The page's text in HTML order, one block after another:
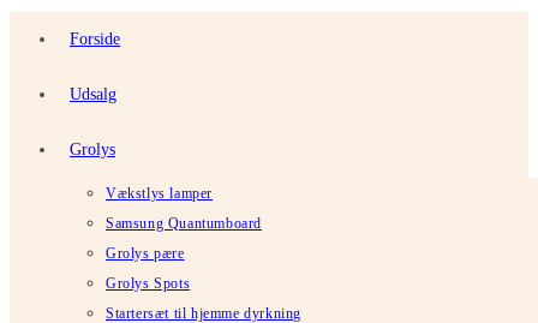
Forside
Udsalg
Grolys
Vækstlys lamper
Samsung Quantumboard
Grolys pære
Grolys Spots
Startersæt til hjemme dyrkning